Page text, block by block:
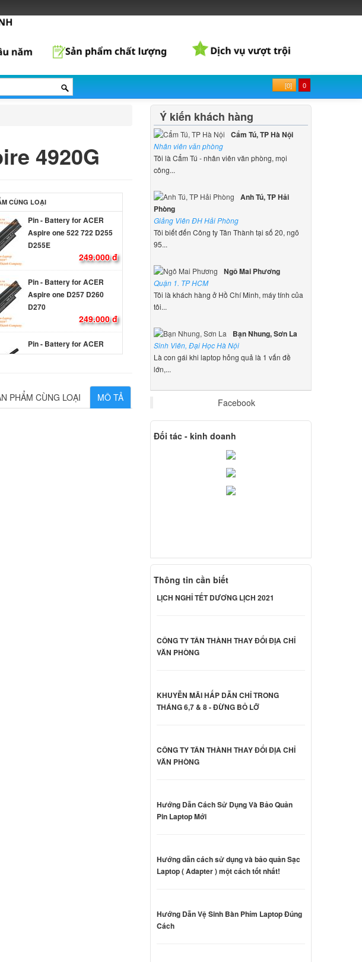
[0] 0
4920G
CÙNG LOẠI
Pin - Battery for ACER
Aspire one 522 722 D255
D255E
249.000 đ
Pin - Battery for ACER
Aspire one D257 D260
D270
249.000 đ
Pin - Battery for ACER
Z1401
Pin - Battery Laptop Acer
MÔ TẢ
PHẨM CÙNG LOẠI
Ý kiến khách hàng
Cẩm Tú, TP Hà Nội
Nhân viên văn phòng
Tôi là Cẩm Tú - nhân viên văn phòng, mọi
công...
Anh Tú, TP Hải
Phòng
Giảng Viên ĐH Hải Phòng
Tôi biết đến Công ty Tân Thành tại số 20, ngõ
95...
Ngô Mai Phương
Quận 1. TP HCM
Tôi là khách hàng ở Hồ Chí Minh, máy tính của
tôi...
Bạn Nhung, Sơn La
Sinh Viên, Đại Học Hà Nội
Là con gái khi laptop hỏng quả là 1 vấn đề
lớn,...
Facebook
Đối tác - kinh doanh
Thông tin cần biết
LỊCH NGHỈ TẾT DƯƠNG LỊCH 2021
CÔNG TY TÂN THÀNH THAY ĐỔI ĐỊA CHỈ
VĂN PHÒNG
KHUYỄN MÃI HẤP DẪN CHỈ TRONG
THÁNG 6,7 & 8 - ĐỪNG BỎ LỠ
CÔNG TY TÂN THÀNH THAY ĐỔI ĐỊA CHỈ
VĂN PHÒNG
Hướng Dẫn Cách Sử Dụng Và Bảo Quản
Pin Laptop Mới
Hướng dẫn cách sử dụng và bảo quản Sạc
Laptop ( Adapter ) một cách tốt nhất!
Hướng Dẫn Vệ Sinh Bàn Phím Laptop Đúng
Cách